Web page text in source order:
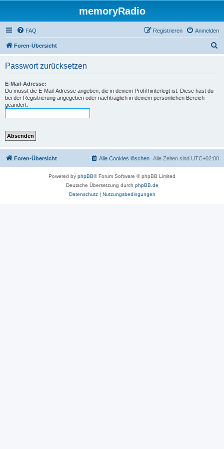
memoryRadio
FAQ Anmelden
Registrieren
Foren-Übersicht
Passwort zurücksetzen
E-Mail-Adresse:
Du musst die E-Mail-Adresse angeben, die in deinem Profil hinterlegt ist. Diese hast du
bei der Registrierung angegeben oder nachträglich in deinem persönlichen Bereich
geändert.
Foren-Übersicht Alle Zeiten sind UTC+02:00
Alle Cookies löschen
Powered by phpBB® Forum Software © phpBB Limited
Deutsche Übersetzung durch phpBB.de
Datenschutz| Nutzungsbedingungen